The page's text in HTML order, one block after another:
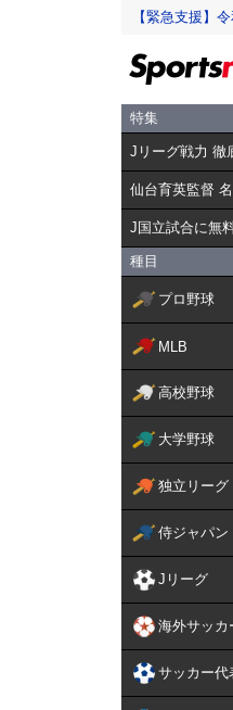
【緊急支援】
特集
Jリーグ戦力 徹
仙台育英監督
J国立試合に無
種目
プロ野球
MLB
高校野球
大学野球
独立リーグ
侍ジャパン
Jリーグ
海外サッカ
サッカー代